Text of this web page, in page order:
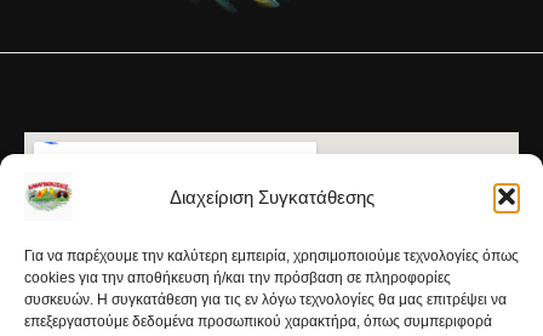
Διαχείριση Συγκατάθεσης
Για να παρέχουμε την καλύτερη εμπειρία, χρησιμοποιούμε τεχνολογίες όπως
cookies για την αποθήκευση ή/και την πρόσβαση σε πληροφορίες
συσκευών. Η συγκατάθεση για τις εν λόγω τεχνολογίες θα μας επιτρέψει να
επεξεργαστούμε δεδομένα προσωπικού χαρακτήρα, όπως συμπεριφορά